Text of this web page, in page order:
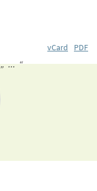
vCard
PDF
„ ... “